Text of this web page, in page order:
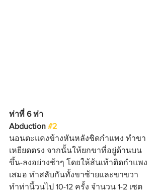
ท่าที่ 6 ท่า
Abduction #2
นอนตะแคงข้างหันหลังชิดกำแพง ทำขา
เหยียดตรง จากนั้นให้ยกขาที่อยู่ด้านบน
ขึ้น-ลงอย่างช้าๆ โดยให้ส้นเท้าติดกำแพง
เสมอ ทำสลับกันทั้งขาซ้ายและขาขวา
ทำท่านี้วนไป 10-12 ครั้ง จำนวน 1-2 เซต